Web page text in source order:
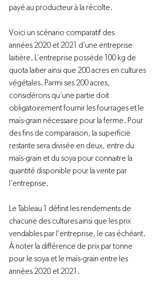
payé au producteur à la récolte.
Voici un scénario comparatif des
années 2020 et 2021 d’une entreprise
laitière. L’entreprise possède 100 kg de
quota laitier ainsi que 200 acres en cultures
végétales. Parmi ses 200 acres,
considérons qu’une partie doit
obligatoirement fournir les fourrages et le
maïs-grain nécessaire pour la ferme. Pour
des fins de comparaison, la superficie
restante sera divisée en deux, entre du
maïs-grain et du soya pour connaitre la
quantité disponible pour la vente par
l’entreprise.
Le Tableau 1 définit les rendements de
chacune des cultures ainsi que les prix
vendables par l’entreprise, le cas échéant.
À noter la différence de prix par tonne
pour le soya et le maïs-grain entre les
années 2020 et 2021.